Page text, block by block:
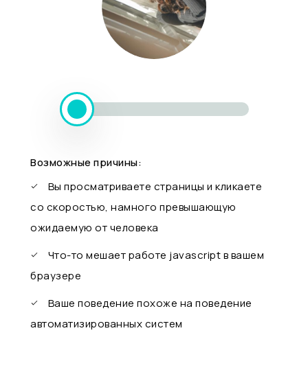
Возможные причины:
Вы просматриваете страницы и кликаете
со скоростью, намного превышающую
ожидаемую от человека
Что-то мешает работе javascript в вашем
браузере
Ваше поведение похоже на поведение
автоматизированных систем